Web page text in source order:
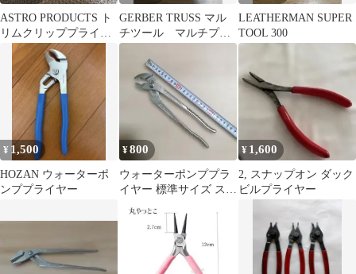
ASTRO PRODUCTS ト
リムクリッププライヤ
ー 30°
GERBER TRUSS マル
チツール マルチプラ
イヤー
LEATHERMAN SUPER
TOOL 300
¥ 1,500
HOZAN ウォーターポ
ンププライヤー
¥800
ウォーターポンププラ
イヤー 標準サイズ スチ
¥ 1,600
2, スナップオン ダック
ビルプライヤー